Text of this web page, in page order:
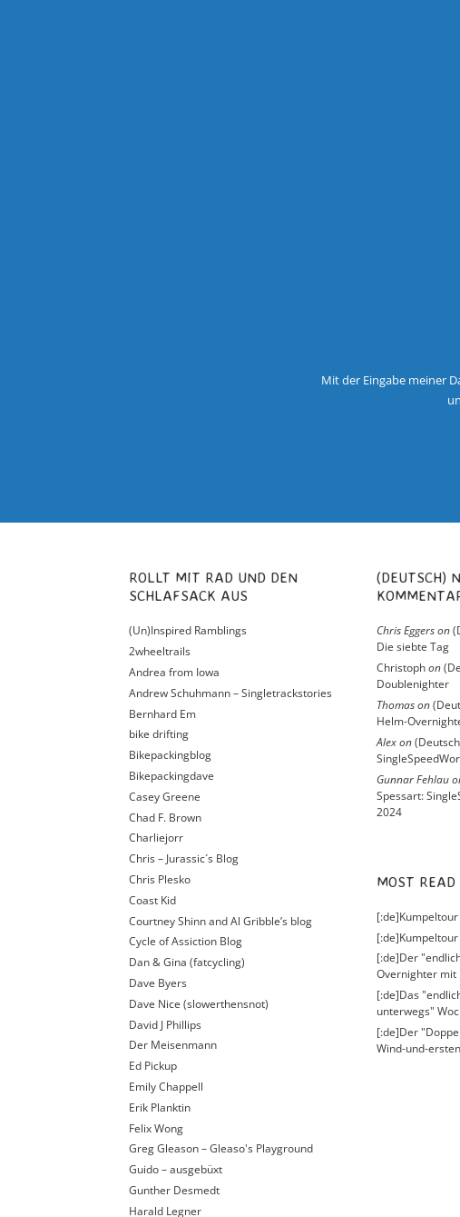
Mit der Eingabe meiner
ROLLT MIT RAD UND DEN
SCHLAFSACK AUS
(Un)Inspired Ramblings
2wheeltrails
Andrea from Iowa
Andrew Schuhmann – Singletrackstories
Bernhard Em
bike drifting
Bikepackingblog
Bikepackingdave
Casey Greene
Chad F. Brown
Charliejorr
Chris – Jurassic´s Blog
Chris Plesko
Coast Kid
Courtney Shinn and Al Gribble’s blog
Cycle of Assiction Blog
Dan & Gina (fatcycling)
Dave Byers
Dave Nice (slowerthensnot)
David J Phillips
Der Meisenmann
Ed Pickup
Emily Chappell
Erik Planktin
Felix Wong
Greg Gleason – Gleaso's Playground
Guido – ausgebüxt
Gunther Desmedt
Harald Legner
(DEUTSCH) NEUESTE
Chris Eggerson
Die siebte Tag
Christophon
Doublenighter
Thomason
Helm-
Alexon
Gunnar Fehlau
Spessart:
2024
MOST
[:de]Der
Overnighter mit
[:de]Das
unterwegs"
[:de]Der
Wind-und-